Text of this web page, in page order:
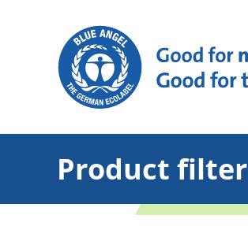
Product filter